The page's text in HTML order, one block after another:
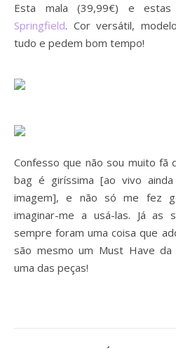
Esta mala (39,99€) e
Springfield. Cor versátil,
tudo e pedem bom tempo!
Confesso que não sou muito fã
bag é giríssima [ao vivo
imagem], e não só me fez
imaginar-me a usá-las. Já as
sempre foram uma coisa que
são mesmo um Must Have da
uma das peças!